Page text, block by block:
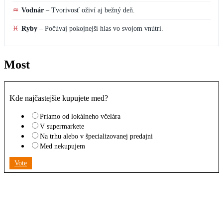
♒ Vodnár – Tvorivosť oživí aj bežný deň.
♓ Ryby – Počúvaj pokojnejší hlas vo svojom vnútri.
Most
Kde najčastejšie kupujete med?
Priamo od lokálneho včelára
V supermarkete
Na trhu alebo v špecializovanej predajni
Med nekupujem
Vote